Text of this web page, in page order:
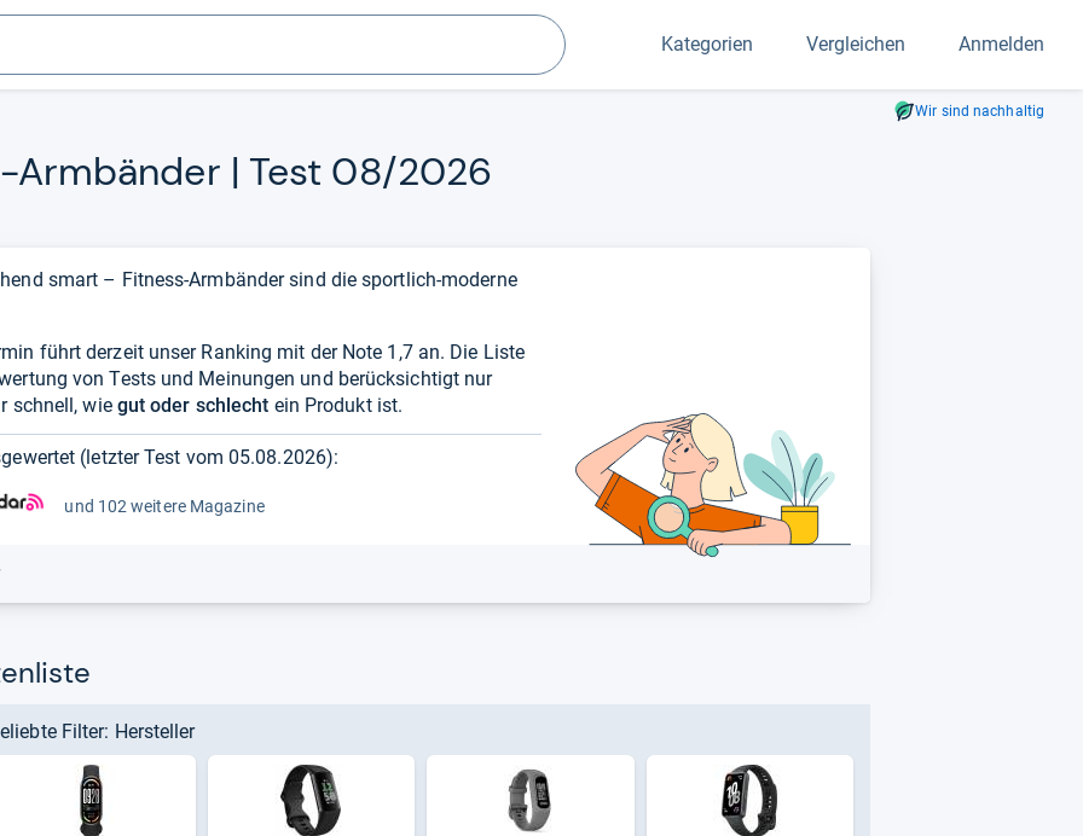
Suchen Kategorien Vergleichen Anmelden
Wir sind nachhaltig
​Arm­bän­der | Test 08/2026
smart – Fitness-Armbänder sind die sportlich-moderne
führt derzeit unser Ranking mit der Note 1,7 an. Die Liste
von Tests und Meinungen und berücksichtigt nur
schnell, wie gut oder schlecht ein Produkt ist.
(letzter Test vom 05.08.2026):
und 102 weitere Magazine
Filter: Hersteller